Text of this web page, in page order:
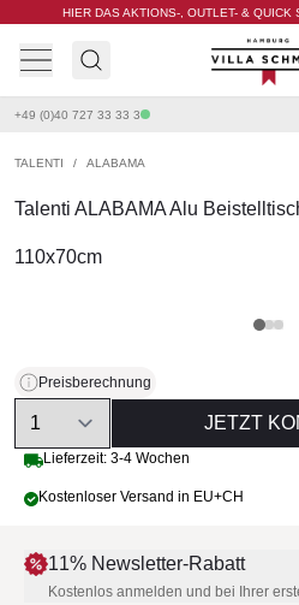
HIER DAS AKTIONS-, OUTLET- & QUICK
Villa
+49 (0)40 727 33 33 3
TALENTI / ALABAMA
Talenti ALABAMA Alu
110x70cm
Preisberechnung
Quantity
JETZT
Lieferzeit: 3-4 Wochen
Kostenloser Versand in EU+CH
11% Newsletter-Rabatt
Kostenlos anmelden und bei Ihrer